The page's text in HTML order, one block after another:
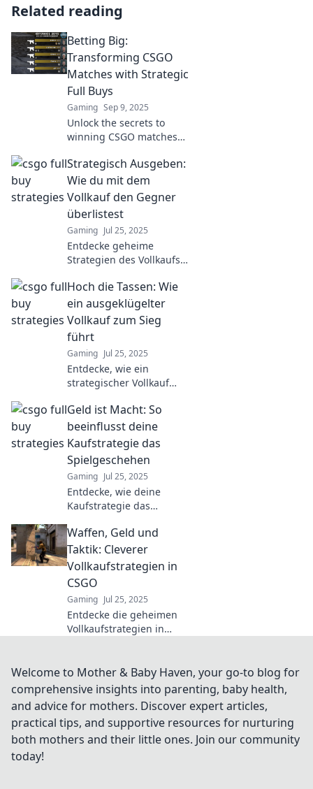
Related reading
Betting Big:
Transforming CSGO
Matches with Strategic
Full Buys
Gaming Sep 9, 2025
Unlock the secrets to
winning CSGO matches
Discover expert tips and
strategies to elevate your
game today!
Strategisch Ausgeben:
Wie du mit dem
Vollkauf den Gegner
überlistest
Gaming Jul 25, 2025
Entdecke geheime
Strategien des Vollkaufs!
und meistere das Spiel
mit cleverem Ausgeben.
Jetzt mehr erfahren!
Hoch die Tassen: Wie
ein ausgeklügelter
Vollkauf zum Sieg
führt
Gaming Jul 25, 2025
Entdecke, wie ein
strategischer Vollkauf
Tipps und Tricks für
optimalen Erfolg im
Handel erwarten dich!
Geld ist Macht: So
beeinflusst deine
Kaufstrategie das
Spielgeschehen
Gaming Jul 25, 2025
Entdecke, wie deine
Kaufstrategie das
beeinflusst und Geld zur
Macht wird! Strategien
für den ultimativen
Waffen, Geld und
Taktik: Cleverer
Vollkaufstrategien in
CSGO
Gaming Jul 25, 2025
Entdecke die geheimen
Vollkaufstrategien in
mit taktischen
Waffenentscheidungen!
Welcome to Mother & Baby Haven, your go-to blog for
comprehensive insights into parenting, baby health,
and advice for mothers. Discover expert articles,
practical tips, and supportive resources for nurturing
both mothers and their little ones. Join our community
today!